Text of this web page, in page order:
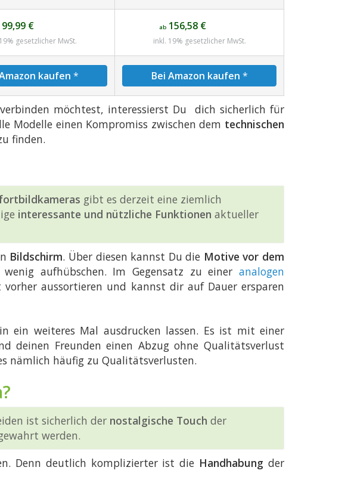
99,99 €
gesetzlicher MwSt.
ab156,58 €
inkl. 19% gesetzlicher MwSt.
kaufen * Bei Amazon kaufen *
möchtest, interessierst Du dich sicherlich für
Modelle einen Kompromiss zwischen dem technischen
finden.
gibt es derzeit eine ziemlich
interessante und nützliche Funktionen aktueller
Bildschirm. Über diesen kannst Du die Motive vor dem
aufhübschen. Im Gegensatz zu einer analogen
aussortieren und kannst dir auf Dauer ersparen
ein weiteres Mal ausdrucken lassen. Es ist mit einer
deinen Freunden einen Abzug ohne Qualitätsverlust
nämlich häufig zu Qualitätsverlusten.
ist sicherlich der nostalgische Touch der
werden.
Denn deutlich komplizierter ist die Handhabung der